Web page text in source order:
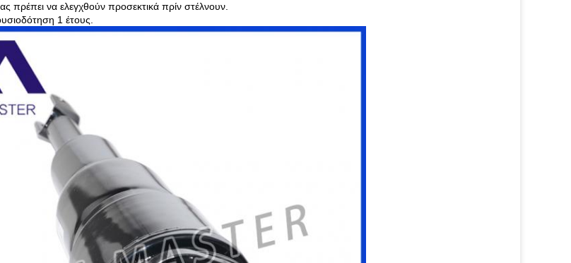
πρέπει να ελεγχθούν προσεκτικά πρίν στέλνουν.
1 έτους.